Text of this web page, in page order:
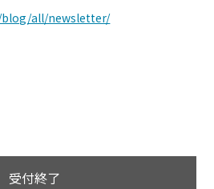
all/newsletter/
受付終了